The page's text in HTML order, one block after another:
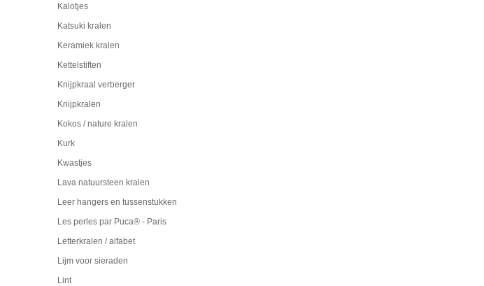
Kalotjes
Katsuki kralen
Keramiek kralen
Kettelstiften
Knijpkraal verberger
Knijpkralen
Kokos / nature kralen
Kurk
Kwastjes
Lava natuursteen kralen
Leer hangers en tussenstukken
Les perles par Puca® - Paris
Letterkralen / alfabet
Lijm voor sieraden
Lint